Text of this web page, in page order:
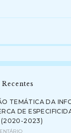
TEMÁTICA DA
DE
(2020-2023)